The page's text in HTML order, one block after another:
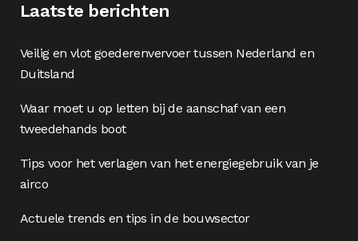
Laatste berichten
Veilig en vlot goederenvervoer tussen Nederland en
Duitsland
Waar moet u op letten bij de aanschaf van een
tweedehands boot
Tips voor het verlagen van het energiegebruik van je
airco
Actuele trends en tips in de bouwsector